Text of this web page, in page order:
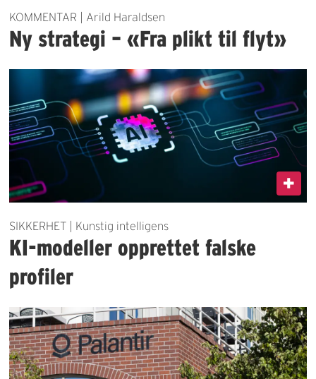
KOMMENTAR | Arild Haraldsen
Ny strategi – «Fra plikt til flyt»
SIKKERHET | Kunstig intelligens
KI-modeller opprettet falske
profiler